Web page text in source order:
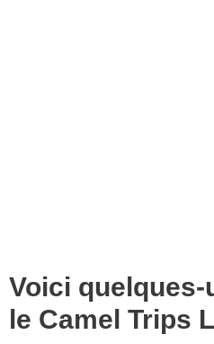
Voici
le Camel Trips